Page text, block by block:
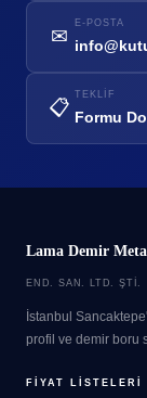
✉
E-POSTA
📋
TEKLIF
Formu
Lama Demir
END. SAN. LTD. ŞTI.
İstanbul
profil ve demir boru
FIYAT LISTELERI